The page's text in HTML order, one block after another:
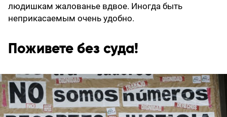
людишкам жалованье вдвое. Иногда быть
неприкасаемым очень удобно.
Поживете без суда!